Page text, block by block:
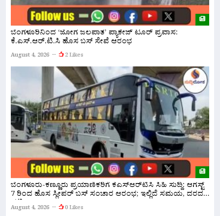
ಬೆಂಗಳೂರಿನಿಂದ ‘ಜೋಗ ಜಲಪಾತ’ ಪ್ಯಾಕೇಜ್ ಟೂರ್ ಪ್ರವಾಸ:
ಕೆ.ಎಸ್.ಆರ್.ಟಿ.ಸಿ ಹೊಸ ಬಸ್ ಸೇವೆ ಆರಂಭ
August 4, 2026 2 Likes
ಬೆಂಗಳೂರು-ಕಣ್ಣೂರು ಪ್ರಯಾಣಿಕರಿಗೆ ಕೆಎಸ್‌ಆರ್‌ಟಿಸಿ ಸಿಹಿ ಸುದ್ದಿ: ಆಗಸ್ಟ್
7 ರಿಂದ ಹೊಸ ಸ್ಲೀಪರ್ ಬಸ್ ಸಂಚಾರ ಆರಂಭ; ಇಲ್ಲಿದೆ ಸಮಯ, ದರದ
ಪಟ್ಟಿ!
August 4, 2026 0 Likes